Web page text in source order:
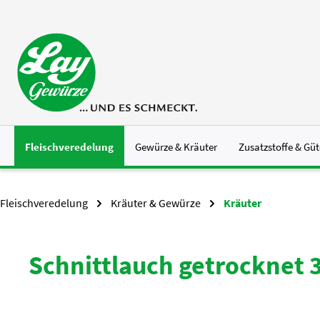
Fleischveredelung Gewürze & Kräuter Zusatzstoffe &
Fleischveredelung Kräuter & Gewürze Kräuter
Schnittlauch getrocknet